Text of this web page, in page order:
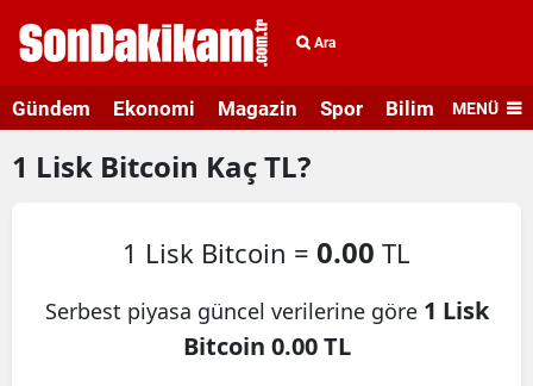
Ara
Gündem Ekonomi Magazin Spor Bilim veMENÜ
1 Lisk Bitcoin Kaç TL?
1 Lisk Bitcoin = 0.00 TL
Serbest piyasa güncel verilerine göre 1 Lisk
Bitcoin 0.00 TL